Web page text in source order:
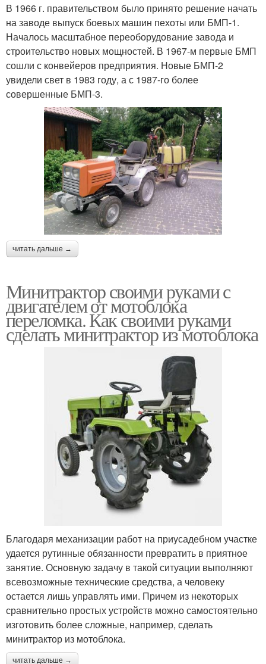
В 1966 г. правительством было принято решение начать
на заводе выпуск боевых машин пехоты или БМП-1.
Началось масштабное переоборудование завода и
строительство новых мощностей. В 1967-м первые БМП
сошли с конвейеров предприятия. Новые БМП-2
увидели свет в 1983 году, а с 1987-го более
совершенные БМП-3.
читать дальше →
Минитрактор своими руками с
двигателем от мотоблока
переломка. Как своими руками
сделать минитрактор из мотоблока
Благодаря механизации работ на приусадебном участке
удается рутинные обязанности превратить в приятное
занятие. Основную задачу в такой ситуации выполняют
всевозможные технические средства, а человеку
остается лишь управлять ими. Причем из некоторых
сравнительно простых устройств можно самостоятельно
изготовить более сложные, например, сделать
минитрактор из мотоблока.
читать дальше →